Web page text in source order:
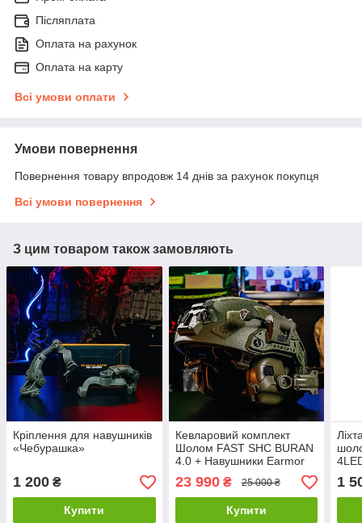
Післяплата
Оплата на рахунок
Оплата на карту
Всі умови оплати
Умови повернення
Повернення товару впродовж 14 днів за рахунок покупця
Всі умови повернення
З цим товаром також замовляють
Кріплення для навушників
«Чебурашка»
1 200 ₴
Купити
Кевларовий комплект
Шолом FAST SHC BURAN
4.0 + Навушники Earmor
M31 + Кріплення
"Чебурашка" + Ліхтар +
Кавер
23 990₴ 25 000 ₴
Купити
1